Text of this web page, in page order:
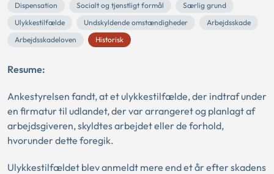
Dispensation
Socialt og tjenstligt formål
Særlig grund
Ulykkestilfælde
Undskyldende omstændigheder
Arbejdsskade
Arbejdsskadeloven
Historisk
Resume:
Ankestyrelsen fandt, at et ulykkestilfælde, der indtraf under
en firmatur til udlandet, der var arrangeret og planlagt af
arbejdsgiveren, skyldtes arbejdet eller de forhold,
hvorunder dette foregik.
Ulykkestilfældet blev anmeldt mere end et år efter skadens